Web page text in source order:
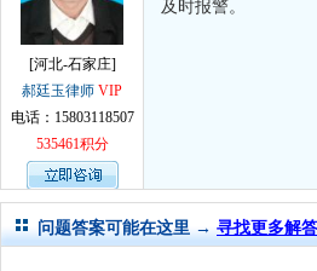
[河北-石家庄]
郝廷玉律师 VIP
电话：15803118507
535461积分
及时报警。
问题答案可能在这里 → 寻找更多解答